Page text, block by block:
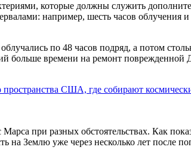
которые должны служить
например, шесть часов облучения
по 48 часов подряд, а потом
больше времени на ремонт
США, где собирают
при разных обстоятельствах. Как
на Землю уже через несколько лет после